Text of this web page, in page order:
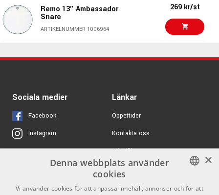
ARTIKELNUMMER 1006974
Remo Emperor 16"
Clear
357 kr/st
ARTIKELNUMMER 1062650
Remo 13" Ambassador
Snare
ARTIKELNUMMER 1006964
269 kr/st
Clear
Remo 14" Diplomat
Snare Side Hazy
ARTIKELNUMMER 1014854
Remo 12" Ambassador
Remo Emperor 10
Coated
Sociala medier
Facebook
Instagram
X
Youtube
TikTok
Länkar
Öppettider
Kontakta oss
Köpvillkor
Butiken
Varumärken
SWEDISH
×
Denna webbplats använder
cookies
Vi använder cookies för att anpassa innehåll, annonser och för att